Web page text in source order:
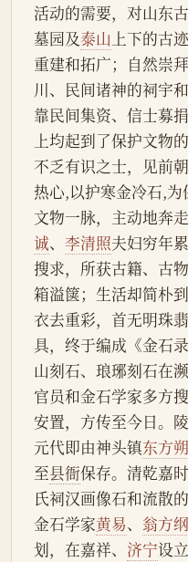
活动的需要，对山东
墓园及泰山 上下的古
重建和拓广；自然崇
川、民间诸神的祠宇
靠民间集资、信士募
上均起到了保护文物
不乏有识之士，见前
热心,以护寒金冷石,为
文物一脉，主动地奔
诚、 李清照夫妇穷年
搜求，所获古籍、古
箱溢箧；生活却简朴到
衣去重彩，首无明珠
具，终于编成《金石
山刻石、琅琊刻石在
官员和金石学家多方
安置，方传至今日。
元代即由神头镇东方朔
至县衙保存。清乾嘉
氏祠汉画像石和流散的
金石学家黄易、 翁方纲
划，在嘉祥、 济宁设